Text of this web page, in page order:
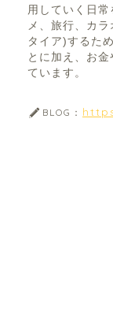
用していく日
メ、旅行、カ
タイア)するた
とに加え、お
ています。
BLOG：